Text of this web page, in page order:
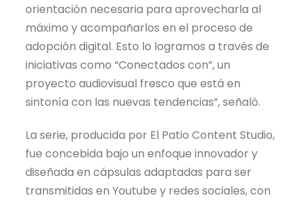
orientación necesaria para aprovecharla al
máximo y acompañarlos en el proceso de
adopción digital. Esto lo logramos a través de
iniciativas como “Conectados con”, un
proyecto audiovisual fresco que está en
sintonía con las nuevas tendencias”, señaló.
La serie, producida por El Patio Content Studio,
fue concebida bajo un enfoque innovador y
diseñada en cápsulas adaptadas para ser
transmitidas en Youtube y redes sociales, con